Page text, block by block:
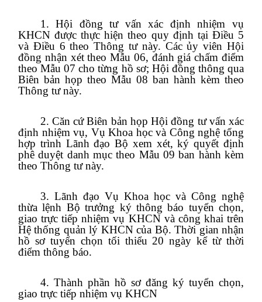
1. Hội đồng tư vấn xác định nhiệm vụ
KHCN được thực hiện theo quy định tại Điều 5
và Điều 6 theo Thông tư này. Các ủy viên Hội
đồng nhận xét theo Mẫu 06, đánh giá chấm điểm
theo Mẫu 07 cho từng hồ sơ; Hội đồng thông qua
Biên bản họp theo Mẫu 08 ban hành kèm theo
Thông tư này.
2. Căn cứ Biên bản họp Hội đồng tư vấn xác
định nhiệm vụ, Vụ Khoa học và Công nghệ tổng
hợp trình Lãnh đạo Bộ xem xét, ký quyết định
phê duyệt danh mục theo Mẫu 09 ban hành kèm
theo Thông tư này.
3. Lãnh đạo Vụ Khoa học và Công nghệ
thừa lệnh Bộ trưởng ký thông báo tuyển chọn,
giao trực tiếp nhiệm vụ KHCN và công khai trên
Hệ thống quản lý KHCN của Bộ. Thời gian nhận
hồ sơ tuyển chọn tối thiểu 20 ngày kể từ thời
điểm thông báo.
4. Thành phần hồ sơ đăng ký tuyển chọn,
giao trực tiếp nhiệm vụ KHCN